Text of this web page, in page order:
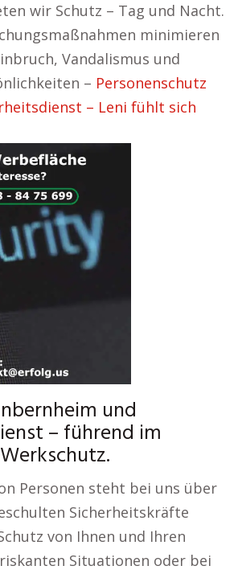
wir Schutz – Tag und Nacht.
minimieren
Vandalismus und
– Personenschutz
– Leni fühlt sich
und
– führend im
Personen steht bei uns über
Sicherheitskräfte
von Ihnen und Ihren
Situationen oder bei